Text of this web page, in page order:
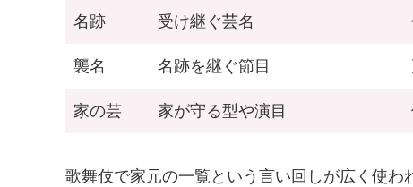
名跡 受け継ぐ芸名
襲名 名跡を継ぐ節目
家の芸 家が守る型や演目
歌舞伎で家元の一覧という言い回しが広く使